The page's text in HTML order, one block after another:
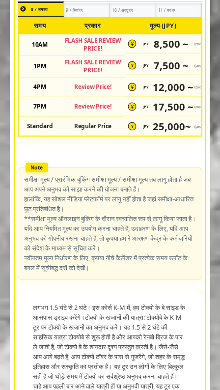
8 / अगस्त 9 / सितंबर 10 / अक्टूबर 11 / नवंबर
समय प्रकार मूल्य (JPY)
10AM
FLASH SALE REVIEW
PRICE!
¥ JPY 8,500 ~ /pax
1PM
FLASH SALE REVIEW
PRICE!
¥ JPY 7,500 ~ /pax
4PM Review Price! ¥ JPY 12,000 ~ /pax
7PM Review Price! ¥ JPY 17,500 ~ /pax
Standard Regular Price ¥ JPY 25,000~ /pax
समीक्षा मूल्य / प्रारंभिक बुकिंग समीक्षा मूल्य / समीक्षा मूल्य तब लागू होता है जब
आप अपने अनुभव को साझा करने की योजना बनाते हैं।
हालांकि, यह सोशल मीडिया प्लेटफॉर्म पर लागू नहीं होता है जहां समीक्षा-आधारित
छूट प्रतिबंधित है।
**समीक्षा मूल्य ऑनलाइन बुकिंग के दौरान स्वचालित रूप से लागू किया जाता है।
यदि आप नियमित मूल्य का उपयोग करना चाहते हैं, उदाहरण के लिए, यदि आप
अनुभव को गोपनीय रखना चाहते हैं, तो कृपया हमारे आरक्षण केंद्र के कर्मचारियों
को संदेश के माध्यम से सूचित करें।
नवीनतम मूल्य निर्धारण के लिए, कृपया नीचे कैलेंडर में प्रत्येक समय स्लॉट के
बगल में सूचीबद्ध दरों को देखें।
लगभग 1.5 घंटे से 2 घंटे। इस कोर्स K-M में, हम टोक्यो के बे साइड के
आसपास ड्राइव करेंगे।टोक्यो के खजानों की यात्रा: टोक्योबे के K-M
टूर पर टोक्यो के खजानों का अनुभव करें। यह 1.5 से 2 घंटे की
साहसिक यात्रा टोक्योबे से शुरू होती है और आपको रेनबो ब्रिज के पार
ले जाती है, जो टोक्यो बे के शानदार दृश्य प्रस्तुत करती है। जैसे-जैसे
आप आगे बढ़ते हैं, आप टोक्यो टॉवर के पास से गुजरेंगे, जो शहर के समृद्ध
इतिहास और संस्कृति का प्रतीक है। यह टूर उन लोगों के लिए बिल्कुल
सही है जो थोड़े समय में टोक्यो का सर्वश्रेष्ठ अनुभव करना चाहते हैं।
चाहे आप पहली बार आने वाले यात्री हों या अनुभवी यात्री, यह टूर एक